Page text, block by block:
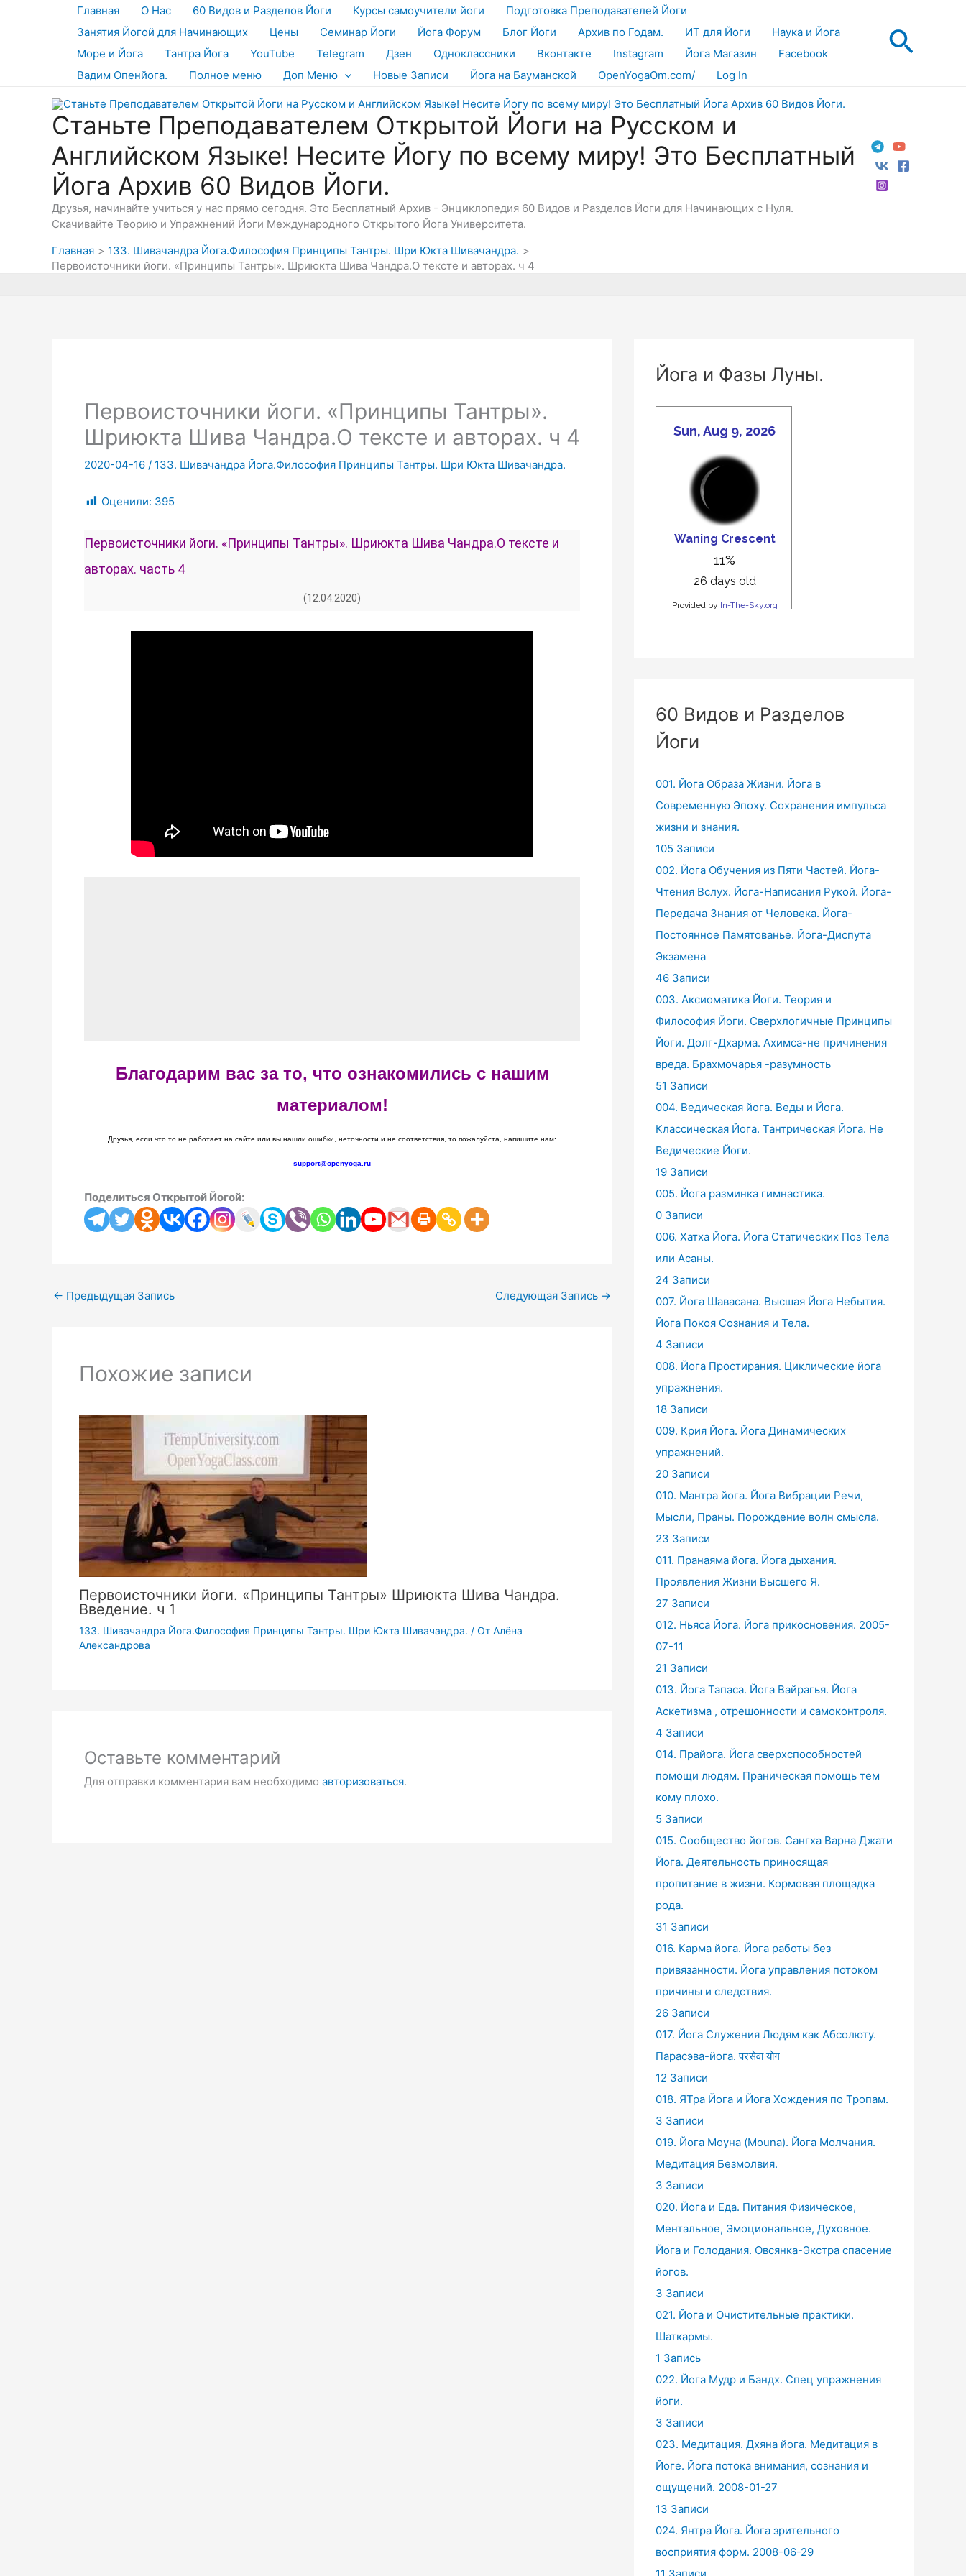
Главная О Нас 60 Видов и Разделов Йоги Курсы самоучители йоги
Подготовка Преподавателей Йоги
Занятия Йогой для Начинающих
Цены Семинар Йоги Йога Форум Блог Йоги Архив по Годам. ИТ для Йоги
Наука и Йога
Море и Йога
Тантра Йога YouTube Telegram Дзен Одноклассники Вконтакте Instagram Йога Магазин
Facebook
Вадим Опенйога.
Полное меню Доп Меню Новые Записи Йога на Бауманской OpenYogaOm.com/ Log In
Станьте Преподавателем Открытой Йоги на Русском и
Английском Языке! Несите Йогу по всему миру! Это Бесплатный
Йога Архив 60 Видов Йоги.
Друзья, начинайте учиться у нас прямо сегодня. Это Бесплатный Архив - Энциклопедия 60 Видов и Разделов Йоги для Начинающих с Нуля.
Скачивайте Теорию и Упражнений Йоги Международного Открытого Йога Университета.
Главная
133. Шивачандра Йога.Философия Принципы Тантры. Шри Юкта Шивачандра.
Первоисточники йоги. «Принципы Тантры». Шриюкта Шива Чандра.О тексте и авторах. ч 4
Первоисточники йоги. «Принципы Тантры».
Шриюкта Шива Чандра.О тексте и авторах. ч 4
2020-04-16 / 133. Шивачандра Йога.Философия Принципы Тантры. Шри Юкта Шивачандра.
Оценили: 395
Первоисточники йоги. «Принципы Тантры». Шриюкта Шива Чандра.О тексте и
авторах. часть 4
(12.04.2020)
Благодарим вас за то, что ознакомились с нашим
материалом!
Друзья, если что то не работает на сайте или вы нашли ошибки, неточности и не соответствия, то пожалуйста, напишите нам:
support@openyoga.ru
Поделиться Открытой Йогой:
← Предыдущая Запись Следующая Запись →
Похожие записи
Первоисточники йоги. «Принципы Тантры» Шриюкта Шива Чандра.
Введение. ч 1
133. Шивачандра Йога.Философия Принципы Тантры. Шри Юкта Шивачандра. / От Алёна
Александрова
Оставьте комментарий
Для отправки комментария вам необходимо авторизоваться.
Йога и Фазы Луны.
60 Видов и Разделов
Йоги
001. Йога Образа Жизни. Йога в
Современную Эпоху. Сохранения импульса
жизни и знания.
105 Записи
002. Йога Обучения из Пяти Частей. Йога-
Чтения Вслух. Йога-Написания Рукой. Йога-
Передача Знания от Человека. Йога-
Постоянное Памятованье. Йога-Диспута
Экзамена
46 Записи
003. Аксиоматика Йоги. Теория и
Философия Йоги. Сверхлогичные Принципы
Йоги. Долг-Дхарма. Ахимса-не причинения
вреда. Брахмочарья -разумность
51 Записи
004. Ведическая йога. Веды и Йога.
Классическая Йога. Тантрическая Йога. Не
Ведические Йоги.
19 Записи
005. Йога разминка гимнастика.
0 Записи
006. Хатха Йога. Йога Статических Поз Тела
или Асаны.
24 Записи
007. Йога Шавасана. Высшая Йога Небытия.
Йога Покоя Сознания и Тела.
4 Записи
008. Йога Простирания. Циклические йога
упражнения.
18 Записи
009. Крия Йога. Йога Динамических
упражнений.
20 Записи
010. Мантра йога. Йога Вибрации Речи,
Мысли, Праны. Порождение волн смысла.
23 Записи
011. Пранаяма йога. Йога дыхания.
Проявления Жизни Высшего Я.
27 Записи
012. Ньяса Йога. Йога прикосновения. 2005-
07-11
21 Записи
013. Йога Тапаса. Йога Вайрагья. Йога
Аскетизма , отрешонности и самоконтроля.
4 Записи
014. Прайога. Йога сверхспособностей
помощи людям. Праническая помощь тем
кому плохо.
5 Записи
015. Сообщество йогов. Сангха Варна Джати
Йога. Деятельность приносящая
пропитание в жизни. Кормовая площадка
рода.
31 Записи
016. Карма йога. Йога работы без
привязанности. Йога управления потоком
причины и следствия.
26 Записи
017. Йога Служения Людям как Абсолюту.
Парасэва-йога. परसेवा योग
12 Записи
018. ЯТра Йога и Йога Хождения по Тропам.
3 Записи
019. Йога Моуна (Mouna). Йога Молчания.
Медитация Безмолвия.
3 Записи
020. Йога и Еда. Питания Физическое,
Ментальное, Эмоциональное, Духовное.
Йога и Голодания. Овсянка-Экстра спасение
йогов.
3 Записи
021. Йога и Очистительные практики.
Шаткармы.
1 Запись
022. Йога Мудр и Бандх. Спец упражнения
йоги.
3 Записи
023. Медитация. Дхяна йога. Медитация в
Йоге. Йога потока внимания, сознания и
ощущений. 2008-01-27
13 Записи
024. Янтра Йога. Йога зрительного
восприятия форм. 2008-06-29